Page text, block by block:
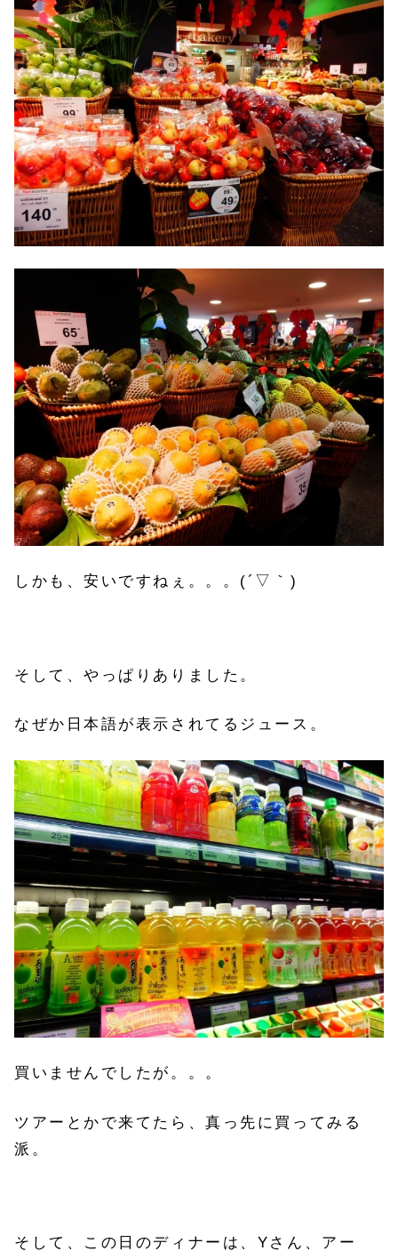
しかも、安いですねぇ。。。(´▽｀)
そして、やっぱりありました。
なぜか日本語が表示されてるジュース。
買いませんでしたが。。。
ツアーとかで来てたら、真っ先に買ってみる
派。
そして、この日のディナーは、Yさん、アー